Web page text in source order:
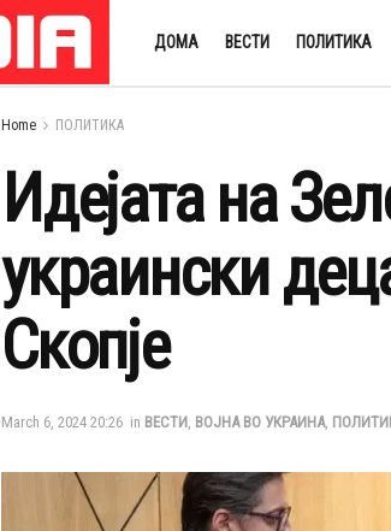
ДОМА ВЕСТИ ПОЛИТИКА
Home ПОЛИТИКА
Идејата на
украински
Скопје
March 6, 2024 20:26 in ВЕСТИ, ВОЈНА ВО УКРАИНА,